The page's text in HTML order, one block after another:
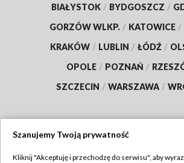
BIAŁYSTOK / BYDGOSZCZ /
GORZÓW WLKP. / KATOWICE /
KRAKÓW / LUBLIN / ŁÓDŹ /
OPOLE / POZNAŃ /
SZCZECIN / WARSZAWA /
Szanujemy Twoją prywatność
Kliknij "Akceptuję i przechodzę do serwisu", aby